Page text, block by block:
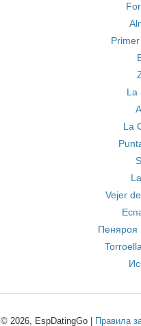
La
La
Vejer
Пеняроя
© 2026, EspDatingGo | Правила